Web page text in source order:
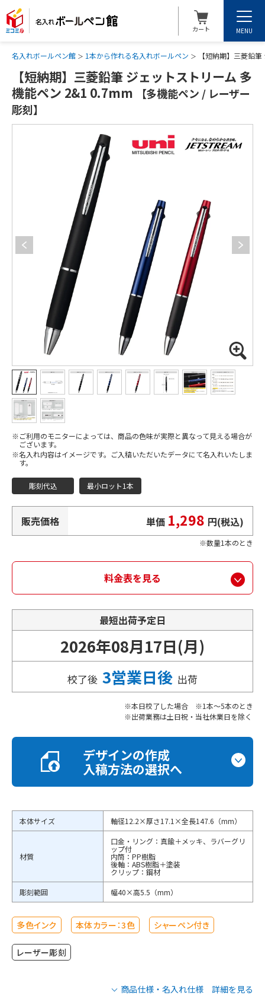
カート MENU
名入れボールペン館 1本から作れる名入れボールペン 【短納期】三菱鉛
【短納期】三菱鉛筆 ジェットストリーム 多
機能ペン 2&1 0.7mm
【多機能ペン / レーザー
彫刻】
ご利用のモニターによっては、商品の色味が実際と異なって見える場合が
ございます。
名入れ内容はイメージです。ご入稿いただいたデータにて名入れいたしま
す。
彫刻代込 最小ロット1本
販売価格 単価 1,298 円(税込)
数量1本のとき
料金表を見る
最短出荷予定日
2026年08月17日(月)
校了後 3営業日後 出荷
本日校了した場合 ※1本～5本のとき
出荷業務は土日祝・当社休業日を除く
デザインの作成
入稿方法の選択へ
本体サイズ 軸径12.2×厚さ17.1×全長147.6（mm）
材質
口金・リング：真鍮＋メッキ、ラバーグリ
ップ付
内筒：PP樹脂
後軸：ABS樹脂＋塗装
クリップ：鋼材
彫刻範囲
幅40×高5.5（mm）
多色インク 本体カラー：3色 シャーペン付き
レーザー彫刻
商品仕様・名入れ仕様 詳細を見る